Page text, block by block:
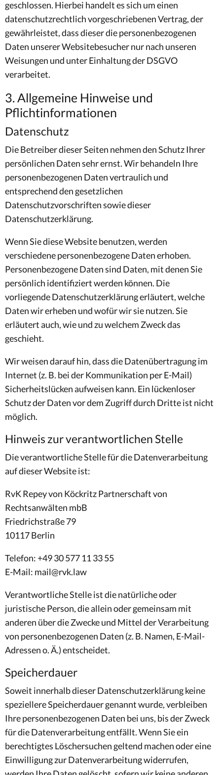
geschlossen. Hierbei handelt es sich um einen
datenschutzrechtlich vorgeschriebenen Vertrag, der
gewährleistet, dass dieser die personenbezogenen
Daten unserer Websitebesucher nur nach unseren
Weisungen und unter Einhaltung der DSGVO
verarbeitet.
3. Allgemeine Hinweise und
Pflichtinformationen
Datenschutz
Die Betreiber dieser Seiten nehmen den Schutz Ihrer
persönlichen Daten sehr ernst. Wir behandeln Ihre
personenbezogenen Daten vertraulich und
entsprechend den gesetzlichen
Datenschutzvorschriften sowie dieser
Datenschutzerklärung.
Wenn Sie diese Website benutzen, werden
verschiedene personenbezogene Daten erhoben.
Personenbezogene Daten sind Daten, mit denen Sie
persönlich identifiziert werden können. Die
vorliegende Datenschutzerklärung erläutert, welche
Daten wir erheben und wofür wir sie nutzen. Sie
erläutert auch, wie und zu welchem Zweck das
geschieht.
Wir weisen darauf hin, dass die Datenübertragung im
Internet (z. B. bei der Kommunikation per E-Mail)
Sicherheitslücken aufweisen kann. Ein lückenloser
Schutz der Daten vor dem Zugriff durch Dritte ist nicht
möglich.
Hinweis zur verantwortlichen Stelle
Die verantwortliche Stelle für die Datenverarbeitung
auf dieser Website ist:
RvK Repey von Köckritz Partnerschaft von
Rechtsanwälten mbB
Friedrichstraße 79
10117 Berlin
Telefon: +49 30 577 11 33 55
E-Mail: mail@rvk.law
Verantwortliche Stelle ist die natürliche oder
juristische Person, die allein oder gemeinsam mit
anderen über die Zwecke und Mittel der Verarbeitung
von personenbezogenen Daten (z. B. Namen, E-Mail-
Adressen o. Ä.) entscheidet.
Speicherdauer
Soweit innerhalb dieser Datenschutzerklärung keine
speziellere Speicherdauer genannt wurde, verbleiben
Ihre personenbezogenen Daten bei uns, bis der Zweck
für die Datenverarbeitung entfällt. Wenn Sie ein
berechtigtes Löschersuchen geltend machen oder eine
Einwilligung zur Datenverarbeitung widerrufen,